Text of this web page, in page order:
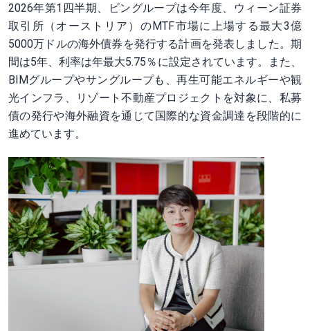
2026年第1四半期、ビングループは今年度、ウィーン証券
取引所（オーストリア）のMTF市場に上場する最大3億
5000万ドルの海外債券を発行する計画を発表しました。期
間は5年、利率は年最大5.75％に設定されています。また、
BIMグループやサングループも、再生可能エネルギーや観
光インフラ、リゾート不動産プロジェクトを対象に、私募
債の発行や海外融資を通じて国際的な資金調達を段階的に
進めています。